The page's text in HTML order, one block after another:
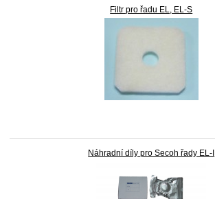
Filtr pro řadu EL, EL-S
Náhradní díly pro Secoh řady EL-I